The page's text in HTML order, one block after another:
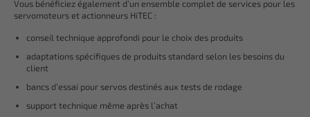
Vous bénéficiez également d’un ensemble complet de services pour les
servomoteurs et actionneurs HiTEC :
conseil technique approfondi pour le choix des produits
adaptations spécifiques de produits standard selon les besoins du
client
bancs d’essai pour servos destinés aux tests de rodage
support technique même après l’achat